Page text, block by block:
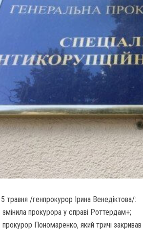
травня /генпрокурор Ірина Венедіктова/:
змінила прокурора у справі Роттердам+;
прокурор Пономаренко, який тричі